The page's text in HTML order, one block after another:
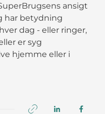
ansigt
har betydning
dag - eller ringer,
er syg
hjemme eller i